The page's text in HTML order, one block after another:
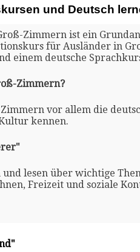
und Deutsch
Zimmern ist ein
für Ausländer in
einem deutsche
Zimmern?
vor allem die
kennen.
lesen über wichtige
Freizeit und soziale